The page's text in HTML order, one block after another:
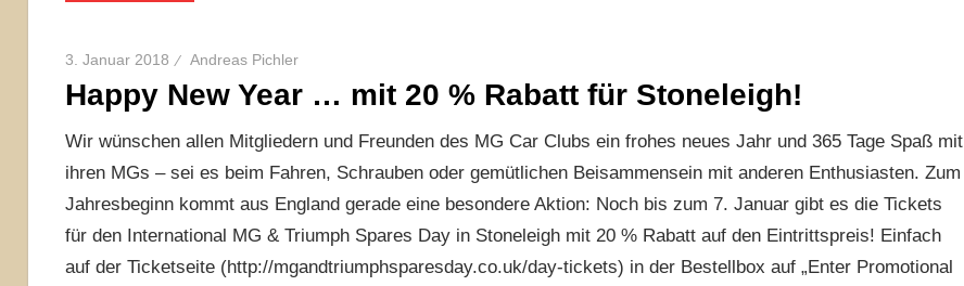
3. Januar 2018 Andreas Pichler
Happy New Year … mit 20 % Rabatt für Stoneleigh!
Wir wünschen allen Mitgliedern und Freunden des MG Car Clubs ein frohes neues Jahr und 365 Tage Spaß mit
ihren MGs – sei es beim Fahren, Schrauben oder gemütlichen Beisammensein mit anderen Enthusiasten. Zum
Jahresbeginn kommt aus England gerade eine besondere Aktion: Noch bis zum 7. Januar gibt es die Tickets
für den International MG & Triumph Spares Day in Stoneleigh mit 20 % Rabatt auf den Eintrittspreis! Einfach
auf der Ticketseite (http://mgandtriumphsparesday.co.uk/day-tickets) in der Bestellbox auf „Enter Promotional